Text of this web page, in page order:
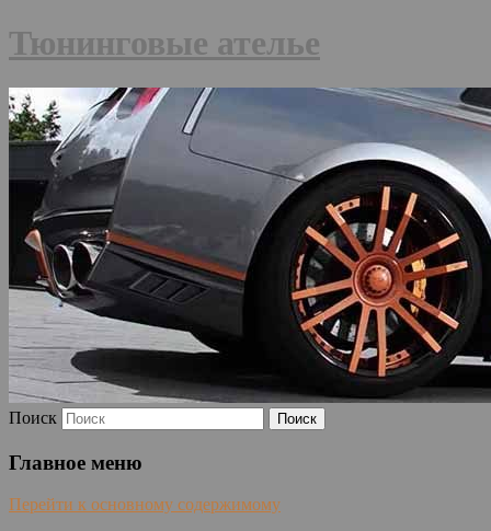
Тюнинговые ателье
Поиск
Главное меню
Перейти к основному содержимому